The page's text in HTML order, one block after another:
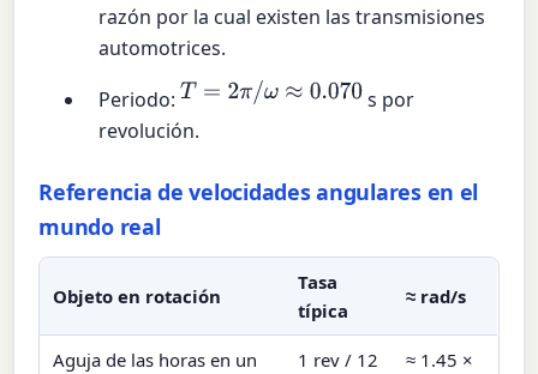
razón por la cual existen las transmisiones
automotrices.
Periodo: T= 2π /ω≈0.070
s por
revolución.
Referencia de velocidades angulares en el
mundo real
Objeto en rotación
Tasa
típica
≈ rad/s
Aguja de las horas en un 1 rev / 12 ≈ 1.45 ×